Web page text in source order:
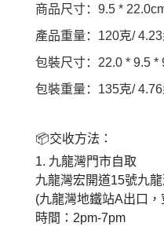
商品尺寸： 9.5 *
產品重量： 120克/ 4.23
包裝尺寸： 22.0 * 9.5 *
包裝重量： 135克/ 4.76
📦交收方法：
1. 九龍灣門市自取
九龍灣宏開道15號九
(九龍灣地鐵站A出口
時間： 2pm-7pm